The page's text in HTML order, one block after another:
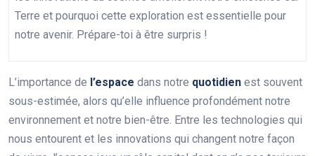
Terre et pourquoi cette exploration est essentielle pour
notre avenir. Prépare-toi à être surpris !
L’importance de l’espace dans notre quotidien est souvent
sous-estimée, alors qu’elle influence profondément notre
environnement et notre bien-être. Entre les technologies qui
nous entourent et les innovations qui changent notre façon